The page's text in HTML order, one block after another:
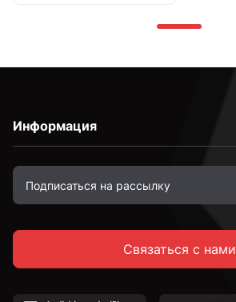
Информация
Связаться с нами